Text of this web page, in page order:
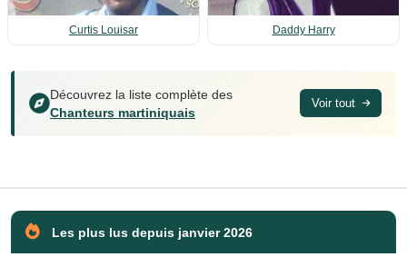
Curtis Louisar Daddy Harry
Découvrez la liste complète des
Chanteurs martiniquais
Voir tout
Les plus lus depuis janvier 2026